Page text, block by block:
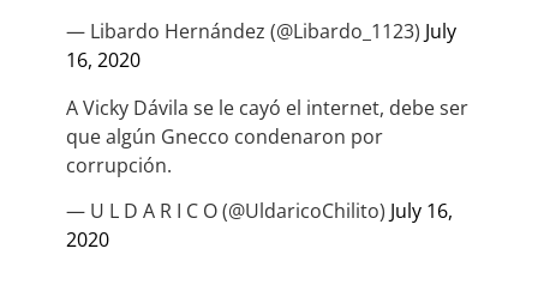
— Libardo Hernández (@Libardo_1123) July
16, 2020
A Vicky Dávila se le cayó el internet, debe ser
que algún Gnecco condenaron por
corrupción.
— U L D A R I C O (@UldaricoChilito) July 16,
2020